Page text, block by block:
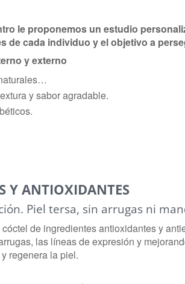
le proponemos un estudio
de cada individuo y el objetivo a
y externo
y sabor agradable.
Y ANTIOXIDANTES
Piel tersa, sin arrugas ni
de ingredientes antioxidantes y
las líneas de expresión y
regenera la piel.